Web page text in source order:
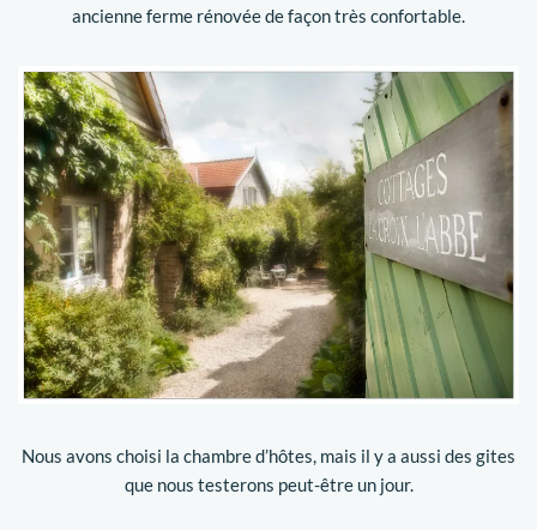
ancienne ferme rénovée de façon très confortable.
Nous avons choisi la chambre d’hôtes, mais il y a aussi des gites
que nous testerons peut-être un jour.